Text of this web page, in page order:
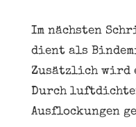
Im nächsten
dient als
Zusätzlich wird
Durch
Ausflockungen